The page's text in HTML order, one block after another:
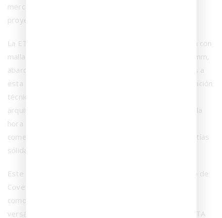
mercado europeo y facilitando su prescripción en
proyectos de cualquier escala.
La ETA 24/0747 contempla específicamente Coverlam con
malla en espesores de 3,5 mm, 5,6 mm, 12 mm y 20 mm,
abarcando así un amplio rango de aplicaciones. Gracias a
esta evaluación, el material dispone de una documentación
técnica contrastada que aporta seguridad y rigor a
arquitectos, prescriptores, distribuidores y clientes a la
hora de incorporarlo en proyectos arquitectónicos,
comerciales y residenciales donde se requieren garantías
sólidas sobre el comportamiento del producto.
Este nuevo respaldo europeo reafirma el compromiso de
Coverlam con la innovación y la calidad, posicionándolo
como una solución cerámica de gran formato fiable,
versátil y técnicamente solvente. La obtención de la ETA